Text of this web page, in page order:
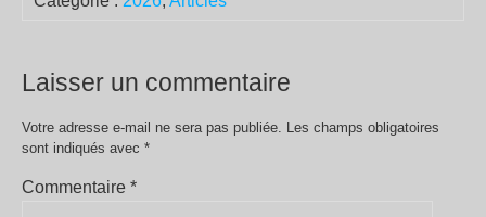
Laisser un commentaire
Votre adresse e-mail ne sera pas publiée. Les champs obligatoires
sont indiqués avec *
Commentaire *